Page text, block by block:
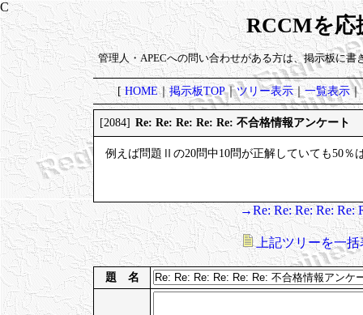
RCCMを応
管理人・APECへの問い合わせがある方は、掲示板に書
[HOME｜掲示板TOP｜ツリー表示｜一覧表示｜
[2084] Re: Re: Re: Re: Re: 不合格情報アンケート
例えば問題Ⅱの20問中10問が正解していても50％
→Re: Re: Re: Re:
上記ツリーを一括
題 名